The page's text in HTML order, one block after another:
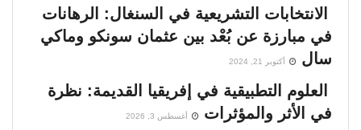
الانتخابات التشريعية في السنغال: الرهانات
في مبارزة عن بُعْد بين عثمان سونكو وماكي
سال
أكتوبر 21, 2024
العلوم التطبيقية في إفريقيا القديمة: نظرة
في الأثر والمؤثرات
أغسطس 3, 2026